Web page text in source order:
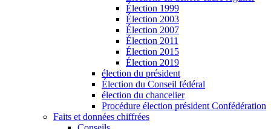
Élection 1999
Élection 2003
Élection 2007
Élection 2011
Élection 2015
Élection 2019
élection du président
Élection du Conseil fédéral
élection du chancelier
Procédure élection président Confédération
Faits et données chiffrées